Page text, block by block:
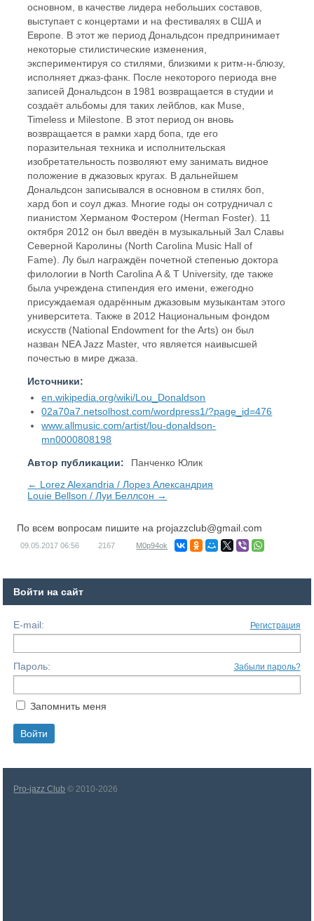
основном, в качестве лидера небольших составов,
выступает с концертами и на фестивалях в США и
Европе. В этот же период Дональдсон предпринимает
некоторые стилистические изменения,
экспериментируя со стилями, близкими к ритм-н-блюзу,
исполняет джаз-фанк. После некоторого периода вне
записей Дональдсон в 1981 возвращается в студии и
создаёт альбомы для таких лейблов, как Muse,
Timeless и Milestone. В этот период он вновь
возвращается в рамки хард бопа, где его
поразительная техника и исполнительская
изобретательность позволяют ему занимать видное
положение в джазовых кругах. В дальнейшем
Дональдсон записывался в основном в стилях боп,
хард боп и соул джаз. Многие годы он сотрудничал с
пианистом Херманом Фостером (Herman Foster). 11
октября 2012 он был введён в музыкальный Зал Славы
Северной Каролины (North Carolina Music Hall of
Fame). Лу был награждён почетной степенью доктора
филологии в North Carolina A & T University, где также
была учреждена стипендия его имени, ежегодно
присуждаемая одарённым джазовым музыкантам этого
университета. Также в 2012 Национальным фондом
искусств (National Endowment for the Arts) он был
назван NEA Jazz Master, что является наивысшей
почестью в мире джаза.
Источники:
en.wikipedia.org/wiki/Lou_Donaldson
02a70a7.netsolhost.com/wordpress1/?page_id=476
www.allmusic.com/artist/lou-donaldson-
mn0000808198
Автор публикации:
Панченко Юлик
← Lorez Alexandria / Лорез Александрия
Louie Bellson / Луи Беллсон →
По всем вопросам пишите на projazzclub@gmail.com
09.05.2017 06:56 2167 M0p94ok
Войти на сайт
E-mail: Регистрация
Пароль: Забыли пароль?
Запомнить меня
Pro-jazz Club © 2010-2026